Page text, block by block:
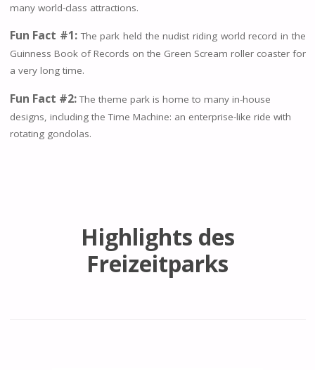
many world-class attractions.
Fun Fact #1:The park held the nudist riding world record in the
Guinness Book of Records on the Green Scream roller coaster for
a very long time.
Fun Fact #2:The theme park is home to many in-house
designs, including the Time Machine: an enterprise-like ride with
rotating gondolas.
Highlights des
Freizeitparks